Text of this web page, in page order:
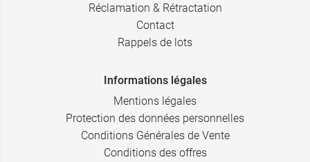
Réclamation & Rétractation
Contact
Rappels de lots
Informations légales
Mentions légales
Protection des données personnelles
Conditions Générales de Vente
Conditions des offres